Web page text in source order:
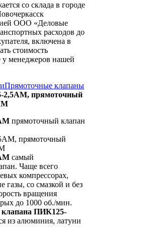
со склада в городе
ООО «Деловые
расходов до
включена в
стоимость
менеджеров нашей
Прямоточные клапаны
2,5АМ, прямоточный
прямоточный клапан
самый
Чаще всего
компрессорах,
со смазкой и без
вращения
до 1000 об./мин.
клапана ПИК125-
из алюминия, латуни